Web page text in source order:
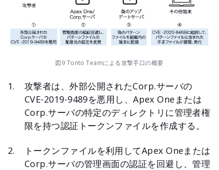
図9 Tonto Teamによる攻撃手口の概要
攻撃者は、外部公開されたCorp.サーバの
CVE-2019-9489を悪用し、Apex Oneまたは
Corp.サーバの特定のディレクトリに管理者権
限を持つ認証トークンファイルを作成する。
トークンファイルを利用してApex Oneまたは
Corp.サーバの管理画面の認証を回避し、管理